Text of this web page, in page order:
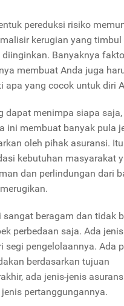
pereduksi risiko
kerugian yang timbul
Banyaknya
membuat Anda juga
apa yang cocok untuk diri
dapat menimpa siapa
ini membuat banyak pula
oleh pihak asuransi.
kebutuhan masyarakat
dan perlindungan dari
sangat beragam dan tidak
perbedaan saja. Ada
segi pengelolaannya. Ada
berdasarkan tujuan
ada jenis-jenis
pertanggungannya.